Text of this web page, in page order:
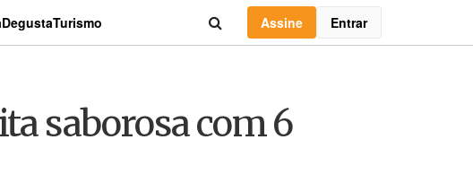
DegustaTurismo Assine Entrar
saborosa com 6